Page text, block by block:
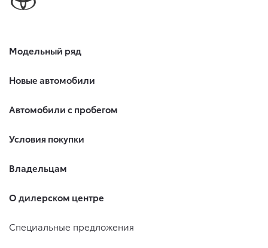
Модельный ряд
Новые автомобили
Автомобили с пробегом
Условия покупки
Владельцам
О дилерском центре
Специальные предложения